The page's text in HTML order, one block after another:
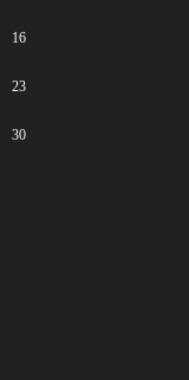
16
23
30